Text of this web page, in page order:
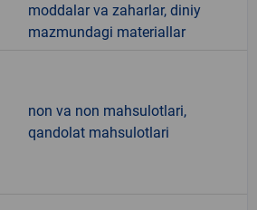
moddalar va zaharlar, diniy
mazmundagi materiallar
non va non mahsulotlari,
qandolat mahsulotlari